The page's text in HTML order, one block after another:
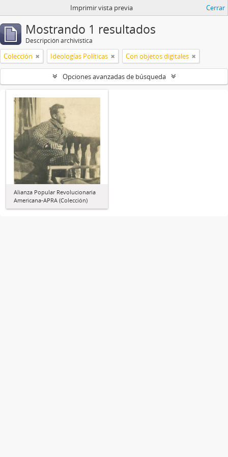
Imprimir vista previa Cerrar
Mostrando 1 resultados
Descripción archivística
Colección Ideologías Políticas Con objetos digitales
Opciones avanzadas de búsqueda
Alianza Popular Revolucionaria
Americana-APRA (Colección)